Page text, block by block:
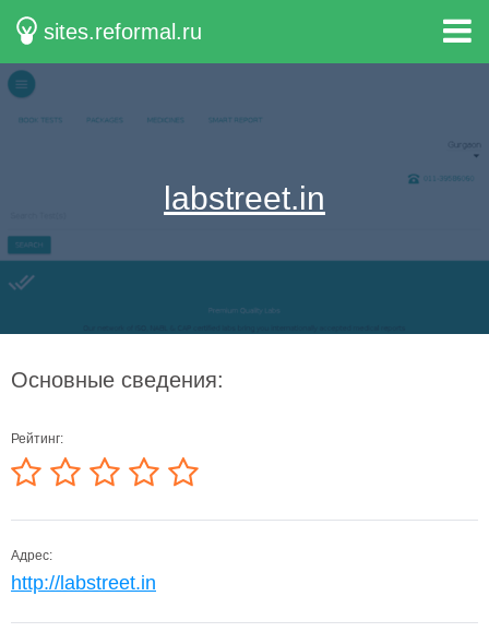
sites.reformal.ru
labstreet.in
Основные сведения:
Рейтинг:
Адрес:
http://labstreet.in